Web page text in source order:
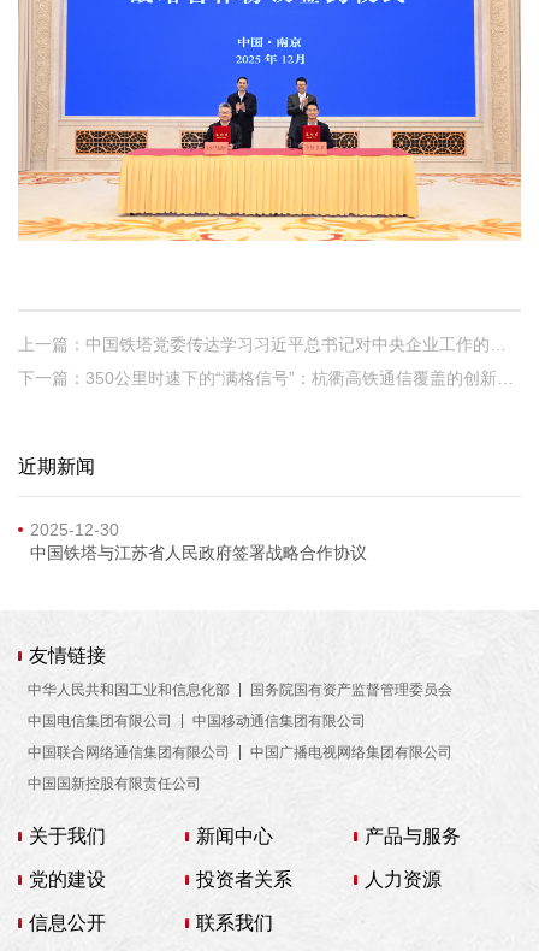
上一篇：中国铁塔党委传达学习习近平总书记对中央企业工作的重要指示
下一篇：350公里时速下的“满格信号”：杭衢高铁通信覆盖的创新突破
近期新闻
2025-12-30
中国铁塔与江苏省人民政府签署战略合作协议
友情链接
中华人民共和国工业和信息化部
国务院国有资产监督管理委员会
中国电信集团有限公司
中国移动通信集团有限公司
中国联合网络通信集团有限公司
中国广播电视网络集团有限公司
中国国新控股有限责任公司
关于我们 新闻中心 产品与服务
党的建设 投资者关系 人力资源
信息公开 联系我们